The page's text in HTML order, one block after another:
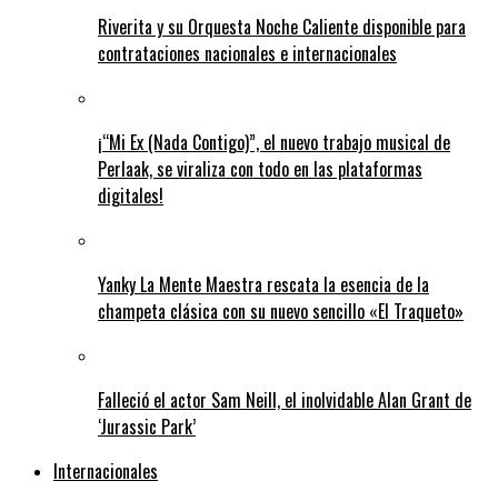
Riverita y su Orquesta Noche Caliente disponible para
contrataciones nacionales e internacionales
¡“Mi Ex (Nada Contigo)”, el nuevo trabajo musical de
Perlaak, se viraliza con todo en las plataformas
digitales!
Yanky La Mente Maestra rescata la esencia de la
champeta clásica con su nuevo sencillo «El Traqueto»
Falleció el actor Sam Neill, el inolvidable Alan Grant de
‘Jurassic Park’
Internacionales